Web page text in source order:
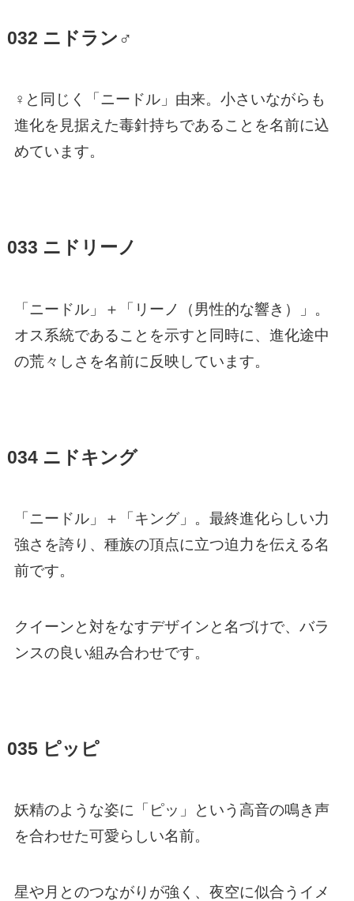
032 ニドラン♂
♀と同じく「ニードル」由来。小さいながらも
進化を見据えた毒針持ちであることを名前に込
めています。
033 ニドリーノ
「ニードル」＋「リーノ（男性的な響き）」。
オス系統であることを示すと同時に、進化途中
の荒々しさを名前に反映しています。
034 ニドキング
「ニードル」＋「キング」。最終進化らしい力
強さを誇り、種族の頂点に立つ迫力を伝える名
前です。
クイーンと対をなすデザインと名づけで、バラ
ンスの良い組み合わせです。
035 ピッピ
妖精のような姿に「ピッ」という高音の鳴き声
を合わせた可愛らしい名前。
星や月とのつながりが強く、夜空に似合うイメ